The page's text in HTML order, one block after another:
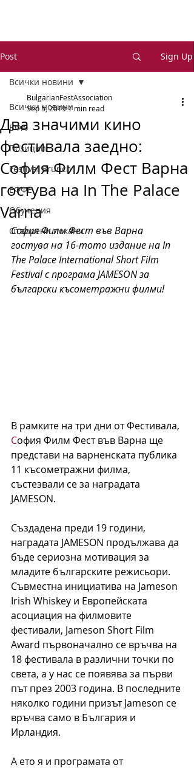
Post Sign Up
Всички новини
БФА
Позиции
Festival Brunch
ЕФФЕ
Обучения
Отворени покани
Всички новини
Два значими кино
фестивала заедно:
София Филм Фест Варна
гостува на In The Palace
Varna
BulgarianFestAssociation
Sep 5, 2019 1 min read
София Филм Фест във Варна
гостува на 16-тото издание на In
The Palace International Short Film
Festival с програма JAMESON за
български късометражни филми!
В рамките на три дни от Фестивала,
София Филм Фест във Варна ще
представи на варненската публика
11 късометражни филма,
състезвали се за наградата
JAMESON.
Създадена преди 19 години,
наградата JAMESON продължава да
бъде сериозна мотивация за
младите българските режисьори.
Съвместна инициатива на Jameson
Irish Whiskey и Европейската
асоциация на филмовите
фестивали, Jameson Short Film
Award първоначално се връчва на
18 фестивала в различни точки по
света, а у нас се появява за първи
път през 2003 година. В последните
няколко години призът Jameson се
връчва само в България и
Ирландия.
А ето я и програмата от